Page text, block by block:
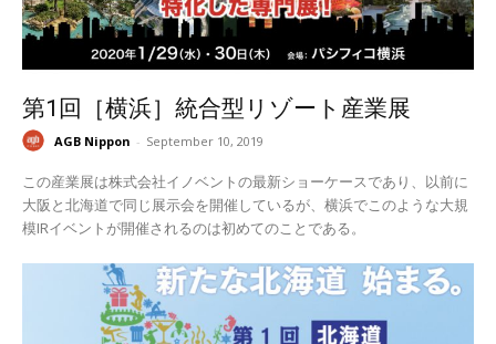
第1回［横浜］統合型リゾート産業展
AGB Nippon - September 10, 2019
この産業展は株式会社イノベントの最新ショーケースであり、以前に
大阪と北海道で同じ展示会を開催しているが、横浜でこのような大規
模IRイベントが開催されるのは初めてのことである。